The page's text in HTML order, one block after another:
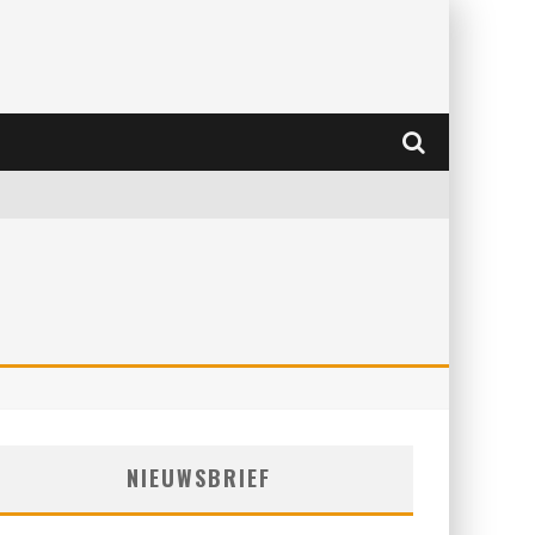
NIEUWSBRIEF